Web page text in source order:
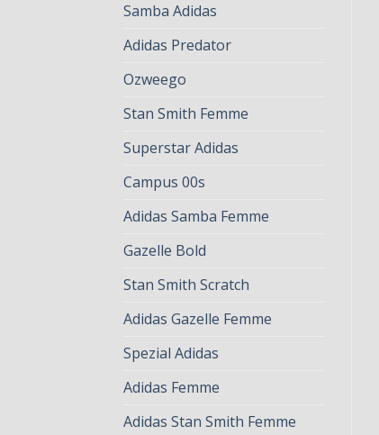
Samba Adidas
Adidas Predator
Ozweego
Stan Smith Femme
Superstar Adidas
Campus 00s
Adidas Samba Femme
Gazelle Bold
Stan Smith Scratch
Adidas Gazelle Femme
Spezial Adidas
Adidas Femme
Adidas Stan Smith Femme